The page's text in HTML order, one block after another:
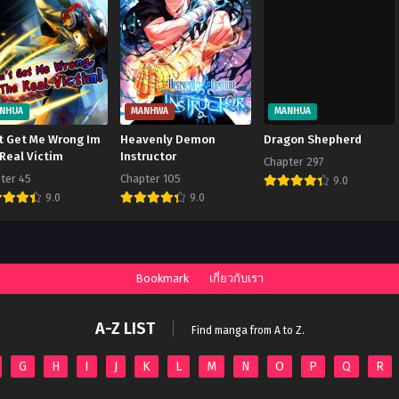
Get Me Wrong Im
Victim
45
9.0
MANHWA
Heavenly Demon
Instructor
Chapter 105
9.0
MANHUA
Dragon Shepherd
Chapter 297
9.0
Bookmark เกี่ยวกับเรา
A-Z LIST Find manga from A to Z.
G H I J K L M N O P Q R